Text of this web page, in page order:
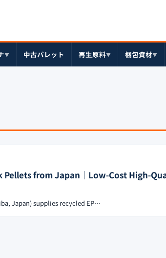
▼ 中古パレット 再生原料▼ 梱包資材▼
Pellets from Japan｜Low-Cost High-
Japan) supplies recycled EP…